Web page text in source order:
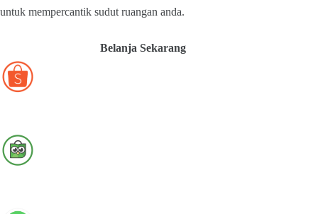
untuk mempercantik sudut ruangan anda.
Belanja Sekarang